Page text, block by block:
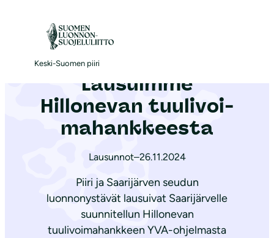
Keski-Suomen piiri
Etusivu|Ajankohtaista
Lausuimme
Hillonevan tuu­li­voi­
ma­hank­kees­ta
Lausunnot–26.11.2024
Piiri ja Saarijärven seudun
luonnonystävät lausuivat Saarijärvelle
suunnitellun Hillonevan
tuulivoimahankkeen YVA-ohjelmasta